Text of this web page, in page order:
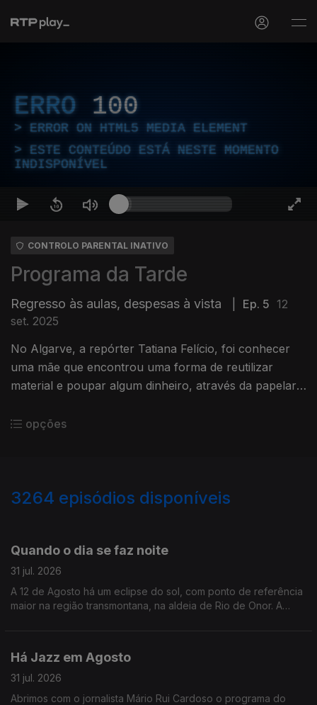
ERRO 100
ERROR ON HTML5 MEDIA ELEMENT
ESTE CONTEÚDO ESTÁ NESTE MOMENTO
INDISPONÍVEL
CONTROLO PARENTAL INATIVO
Programa da Tarde
Regresso às aulas, despesas à vista Ep. 5 12
set. 2025
No Algarve, a repórter Tatiana Felício, foi conhecer
uma mãe que encontrou uma forma de reutilizar
material e poupar algum dinheiro, através da papelaria
opções
3264 episódios disponíveis
Quando o dia se faz noite
31 jul. 2026
A 12 de Agosto há um eclipse do sol, com ponto de referência
maior na região transmontana, na aldeia de Rio de Onor. A
Há Jazz em Agosto
31 jul. 2026
Abrimos com o jornalista Mário Rui Cardoso o programa do